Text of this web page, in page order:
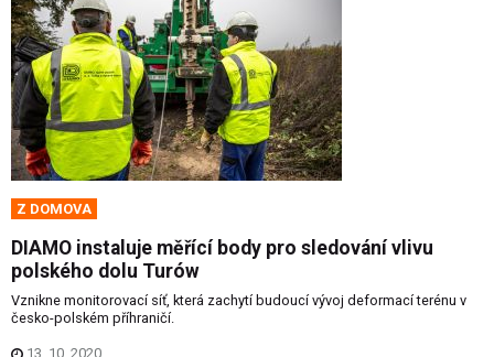
Z DOMOVA
DIAMO instaluje měřící body pro sledování vlivu
polského dolu Turów
Vznikne monitorovací síť, která zachytí budoucí vývoj deformací terénu v
česko-polském příhraničí.
13. 10. 2020